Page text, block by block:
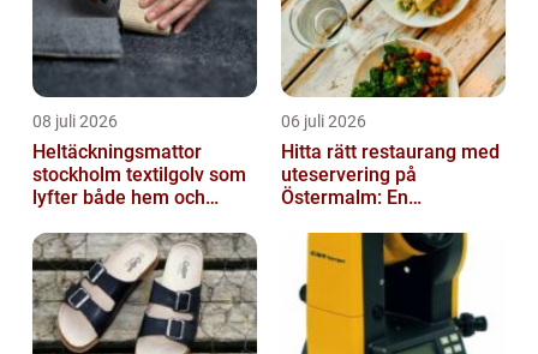
08 juli 2026
Heltäckningsmattor
stockholm textilgolv som
lyfter både hem och
06 juli 2026
Hitta rätt restaurang med
uteservering på
Östermalm: En
i solen